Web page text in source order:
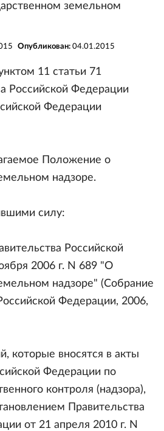
земельном
Опубликован: 04.01.2015
11 статьи 71
Российской Федерации
Федерации
Положение о
надзоре.
силу:
Российской
2006 г. N 689 "О
надзоре" (Собрание
Федерации, 2006,
которые вносятся в акты
Федерации по
контроля (надзора),
Правительства
от 21 апреля 2010 г. N